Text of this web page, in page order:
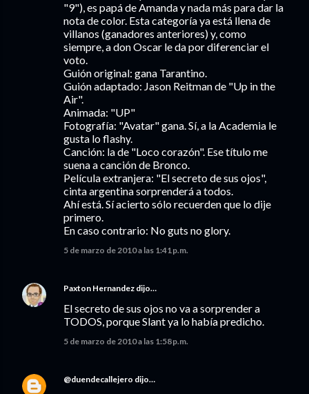
"9"), es papá de Amanda y nada más para dar la
nota de color. Esta categoría ya está llena de
villanos (ganadores anteriores) y, como
siempre, a don Oscar le da por diferenciar el
voto.
Guión original: gana Tarantino.
Guión adaptado: Jason Reitman de "Up in the
Air".
Animada: "UP"
Fotografía: "Avatar" gana. Sí, a la Academia le
gusta lo flashy.
Canción: la de "Loco corazón". Ese título me
suena a canción de Bronco.
Película extranjera: "El secreto de sus ojos",
cinta argentina sorprenderá a todos.
Ahí está. Sí acierto sólo recuerden que lo dije
primero.
En caso contrario: No guts no glory.
5 de marzo de 2010 a las 1:41 p.m.
Paxton Hernandez dijo…
El secreto de sus ojos no va a sorprender a
TODOS, porque Slant ya lo había predicho.
5 de marzo de 2010 a las 1:58 p.m.
@duendecallejero dijo…